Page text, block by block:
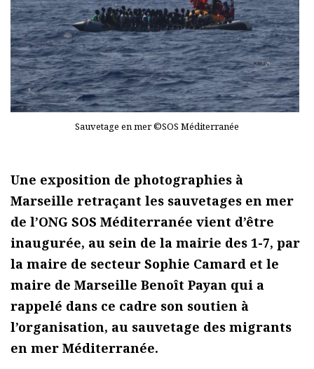
Sauvetage en mer ©SOS Méditerranée
Une exposition de photographies à
Marseille retraçant les sauvetages en mer
de l’ONG SOS Méditerranée vient d’être
inaugurée, au sein de la mairie des 1-7, par
la maire de secteur Sophie Camard et le
maire de Marseille Benoît Payan qui a
rappelé dans ce cadre son soutien à
l’organisation, au sauvetage des migrants
en mer Méditerranée.